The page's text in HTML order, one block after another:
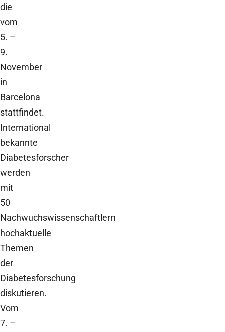
die
vom
5. –
9.
November
in
Barcelona
stattfindet.
International
bekannte
Diabetesforscher
werden
mit
50
Nachwuchswissenschaftlern
hochaktuelle
Themen
der
Diabetesforschung
diskutieren.
Vom
7. –